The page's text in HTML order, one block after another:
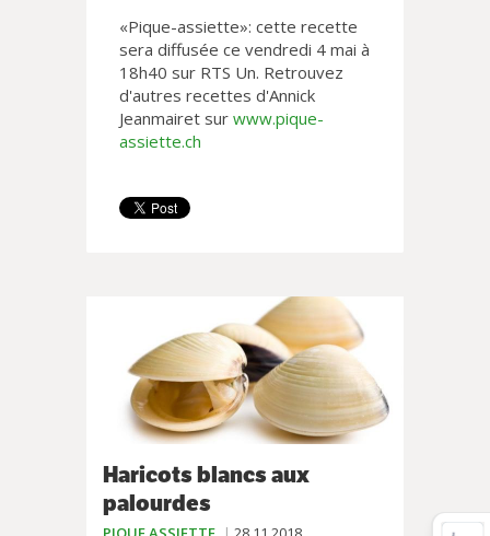
«Pique-assiette»: cette recette
sera diffusée ce vendredi 4 mai à
18h40 sur RTS Un. Retrouvez
d'autres recettes d'Annick
Jeanmairet sur www.pique-
assiette.ch
Haricots blancs aux
palourdes